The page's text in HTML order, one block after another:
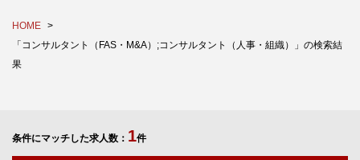
HOME
「コンサルタント（FAS・M&A）;コンサルタント（人事・組織）」の検索結
果
条件にマッチした求人数： 1件